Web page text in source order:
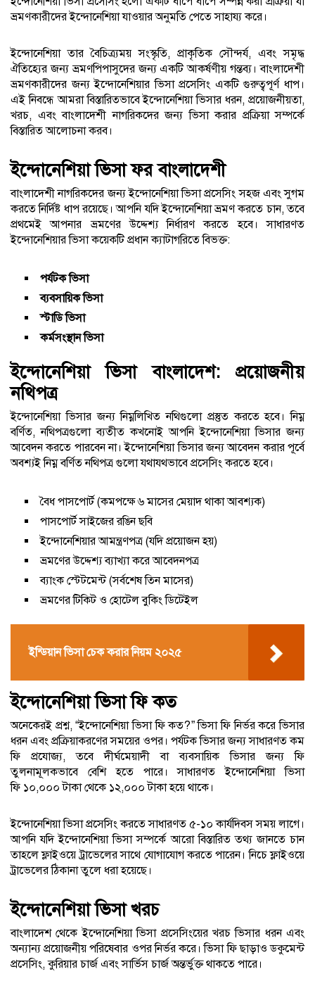
ভ্রমণকারীদের ইন্দোনেশিয়া যাওয়ার অনুমতি পেতে সাহায্য করে।
ইন্দোনেশিয়া তার বৈচিত্র্যময় সংস্কৃতি, প্রাকৃতিক সৌন্দর্য, এবং সমৃদ্ধ
ঐতিহ্যের জন্য ভ্রমণপিপাসুদের জন্য একটি আকর্ষণীয় গন্তব্য। বাংলাদেশী
ভ্রমণকারীদের জন্য ইন্দোনেশিয়ার ভিসা প্রসেসিং একটি গুরুত্বপূর্ণ ধাপ।
এই নিবন্ধে আমরা বিস্তারিতভাবে ইন্দোনেশিয়া ভিসার ধরন, প্রয়োজনীয়তা,
খরচ, এবং বাংলাদেশী নাগরিকদের জন্য ভিসা করার প্রক্রিয়া সম্পর্কে
বিস্তারিত আলোচনা করব।
ইন্দোনেশিয়া ভিসা ফর বাংলাদেশী
বাংলাদেশী নাগরিকদের জন্য ইন্দোনেশিয়া ভিসা প্রসেসিং সহজ এবং সুগম
করতে নির্দিষ্ট ধাপ রয়েছে। আপনি যদি ইন্দোনেশিয়া ভ্রমণ করতে চান, তবে
প্রথমেই আপনার ভ্রমণের উদ্দেশ্য নির্ধারণ করতে হবে। সাধারণত
ইন্দোনেশিয়ার ভিসা কয়েকটি প্রধান ক্যাটাগরিতে বিভক্ত:
পর্যটক ভিসা
ব্যবসায়িক ভিসা
স্টাডি ভিসা
কর্মসংস্থান ভিসা
ইন্দোনেশিয়া ভিসা বাংলাদেশ: প্রয়োজনীয়
নথিপত্র
ইন্দোনেশিয়া ভিসার জন্য নিম্নলিখিত নথিগুলো প্রস্তুত করতে হবে। নিম্ন
বর্ণিত, নথিপত্রগুলো ব্যতীত কখনোই আপনি ইন্দোনেশিয়া ভিসার জন্য
আবেদন করতে পারবেন না। ইন্দোনেশিয়া ভিসার জন্য আবেদন করার পূর্বে
অবশ্যই নিম্ন বর্ণিত নথিপত্র গুলো যথাযথভাবে প্রসেসিং করতে হবে।
বৈধ পাসপোর্ট (কমপক্ষে ৬ মাসের মেয়াদ থাকা আবশ্যক)
পাসপোর্ট সাইজের রঙিন ছবি
ইন্দোনেশিয়ার আমন্ত্রণপত্র (যদি প্রয়োজন হয়)
ভ্রমণের উদ্দেশ্য ব্যাখ্যা করে আবেদনপত্র
ব্যাংক স্টেটমেন্ট (সর্বশেষ তিন মাসের)
ভ্রমণের টিকিট ও হোটেল বুকিং ডিটেইল
ইন্ডিয়ান ভিসা চেক করার নিয়ম ২০২৫
ইন্দোনেশিয়া ভিসা ফি কত
অনেকেরই প্রশ্ন, “ইন্দোনেশিয়া ভিসা ফি কত?” ভিসা ফি নির্ভর করে ভিসার
ধরন এবং প্রক্রিয়াকরণের সময়ের ওপর। পর্যটক ভিসার জন্য সাধারণত কম
ফি প্রযোজ্য, তবে দীর্ঘমেয়াদী বা ব্যবসায়িক ভিসার জন্য ফি
তুলনামূলকভাবে বেশি হতে পারে। সাধারণত ইন্দোনেশিয়া ভিসা
ফি ১০,০০০ টাকা থেকে ১২,০০০ টাকা হয়ে থাকে।
ইন্দোনেশিয়া ভিসা প্রসেসিং করতে সাধারণত ৫-১০ কার্যদিবস সময় লাগে।
আপনি যদি ইন্দোনেশিয়া ভিসা সম্পর্কে আরো বিস্তারিত তথ্য জানতে চান
তাহলে ফ্লাইওয়ে ট্রাভেলের সাথে যোগাযোগ করতে পারেন। নিচে ফ্লাইওয়ে
ট্রাভেলের ঠিকানা তুলে ধরা হয়েছে।
ইন্দোনেশিয়া ভিসা খরচ
বাংলাদেশ থেকে ইন্দোনেশিয়া ভিসা প্রসেসিংয়ের খরচ ভিসার ধরন এবং
অন্যান্য প্রয়োজনীয় পরিষেবার ওপর নির্ভর করে। ভিসা ফি ছাড়াও ডকুমেন্ট
প্রসেসিং, কুরিয়ার চার্জ এবং সার্ভিস চার্জ অন্তর্ভুক্ত থাকতে পারে।